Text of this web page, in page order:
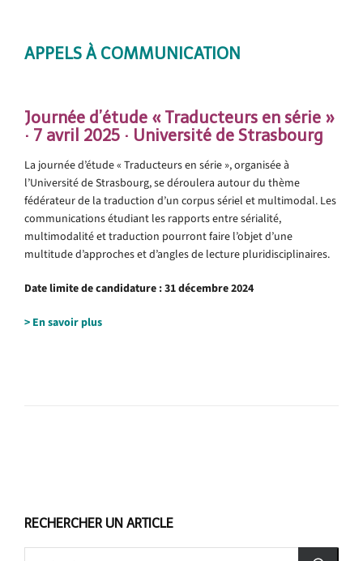
APPELS À COMMUNICATION
Journée d’étude « Traducteurs en série »
· 7 avril 2025 · Université de Strasbourg
La journée d’étude « Traducteurs en série », organisée à
l’Université de Strasbourg, se déroulera autour du thème
fédérateur de la traduction d’un corpus sériel et multimodal. Les
communications étudiant les rapports entre sérialité,
multimodalité et traduction pourront faire l’objet d’une
multitude d’approches et d’angles de lecture pluridisciplinaires.
Date limite de candidature : 31 décembre 2024
> En savoir plus
RECHERCHER UN ARTICLE